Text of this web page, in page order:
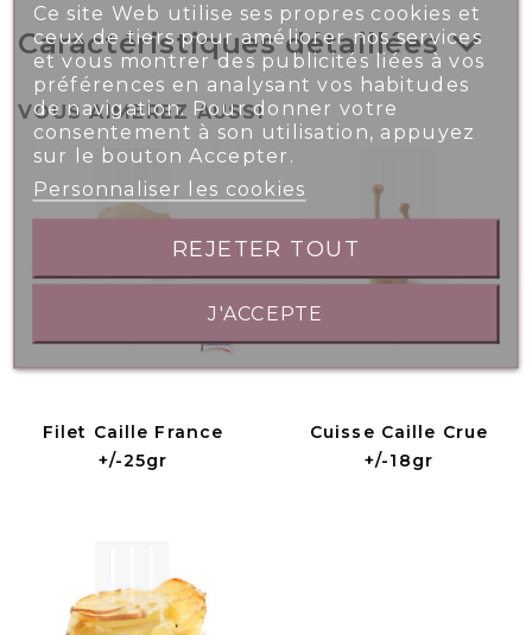
Caractéristiques détaillées
VOUS AIMEREZ AUSSI
Filet Caille France
+/-25gr
Cuisse Caille Crue
+/-18gr
Ce site Web utilise ses propres cookies et
ceux de tiers pour améliorer nos services
et vous montrer des publicités liées à vos
préférences en analysant vos habitudes
de navigation. Pour donner votre
consentement à son utilisation, appuyez
sur le bouton Accepter.
Personnaliser les cookies
REJETER TOUT
J'ACCEPTE